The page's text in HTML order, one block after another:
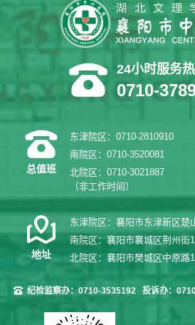
24小时服务
0710-
总值班
东津院区：0710-2810910
南院区：0710-3520081
北院区：0710-3021887
（非工作时间）
地址
东津院区：襄阳市东津新区楚
南院区：襄阳市襄城区荆州街
北院区：襄阳市樊城区中原路
纪检监察办：0710-3535192 投诉办：